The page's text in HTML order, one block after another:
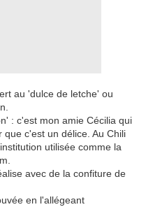
au 'dulce de letche' ou
: c'est mon amie Cécilia qui
c'est un délice. Au Chili
utilisée comme la
avec de la confiture de
en l'allégeant